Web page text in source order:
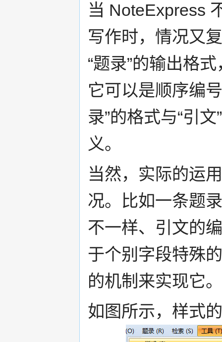
当 NoteExpress
写作时，情况又
“题录”的输出格
它可以是顺序编
录”的格式与“引
义。
当然，实际的运
况。比如一条题
不一样、引文的
于个别字段特殊
的机制来实现它。
如图所示，样式